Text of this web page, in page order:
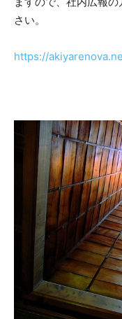
さい。
https://